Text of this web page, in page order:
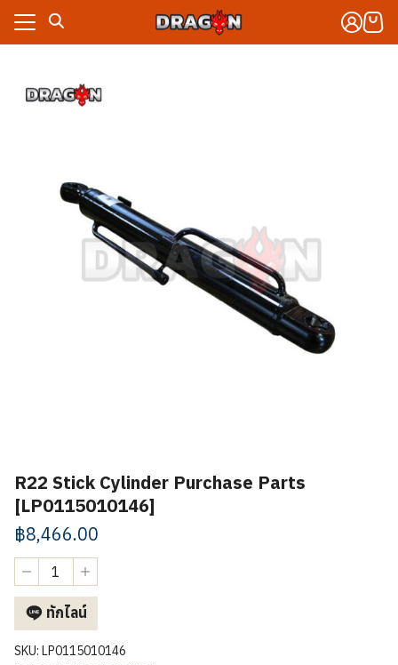
Skip
R22 Stick Cylinder Purchase Parts
[LP0115010146]
฿8,466.00
Stick
Cylinder
Purchase
Parts
[LP0115010146]
ทักไลน์
SKU: LP0115010146